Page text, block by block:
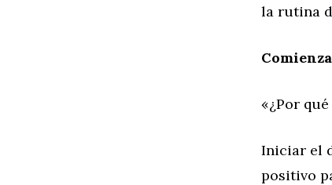
la rutina
«¿Por
Iniciar el
positivo